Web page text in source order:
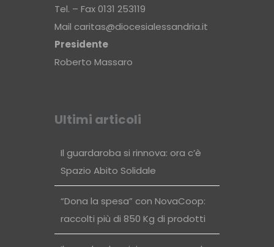
Tel. – Fax 0131 253119
Mail caritas@diocesialessandria.it
Presidente
Roberto Massaro
Ultimi articoli
Il guardaroba si rinnova: ora c’è
Spazio Abito Solidale
“Dona la spesa” con NovaCoop:
raccolti più di 850 Kg di prodotti